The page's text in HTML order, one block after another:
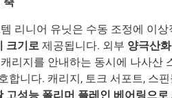
리니어 유닛은 수동 조정에 이
크기로 제공됩니다. 외부 양극산화
리지를 안내하는 동시에 나사산
합니다. 캐리지, 토크 서포트, 스
고성능 폴리머 플레인 베어링으로